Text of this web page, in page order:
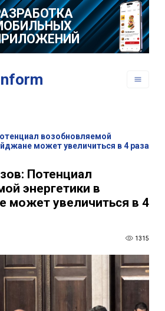
возобновляемой
может увеличиться в 4 раза
Потенциал
энергетики в
может увеличиться в 4
1315